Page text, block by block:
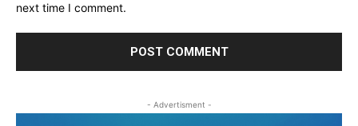
next time I comment.
- Advertisment -